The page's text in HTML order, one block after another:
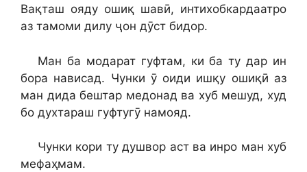
Вақташ ояду ошиқ шавӣ, интихобкардаатро
аз тамоми дилу ҷон дӯст бидор.
Ман ба модарат гуфтам, ки ба ту дар ин
бора нависад. Чунки ӯ оиди ишқу ошиқӣ аз
ман дида бештар медонад ва хуб мешуд, худ
бо духтараш гуфтугӯ намояд.
Чунки кори ту душвор аст ва инро ман хуб
мефаҳмам.